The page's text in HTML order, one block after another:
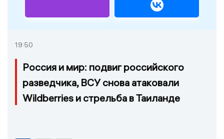
19:50
Россия и мир: подвиг российского
разведчика, ВСУ снова атаковали
Wildberries и стрельба в Таиланде